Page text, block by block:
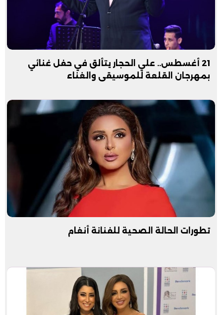
21 أغسطس.. علي الحجار يتألق في حفل غنائي
بمهرجان القلعة للموسيقى والغناء
تطورات الحالة الصحية للفنانة أنغام